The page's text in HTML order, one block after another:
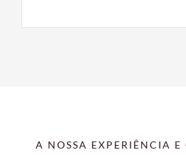
A NOSSA EXPERIÊNCIA